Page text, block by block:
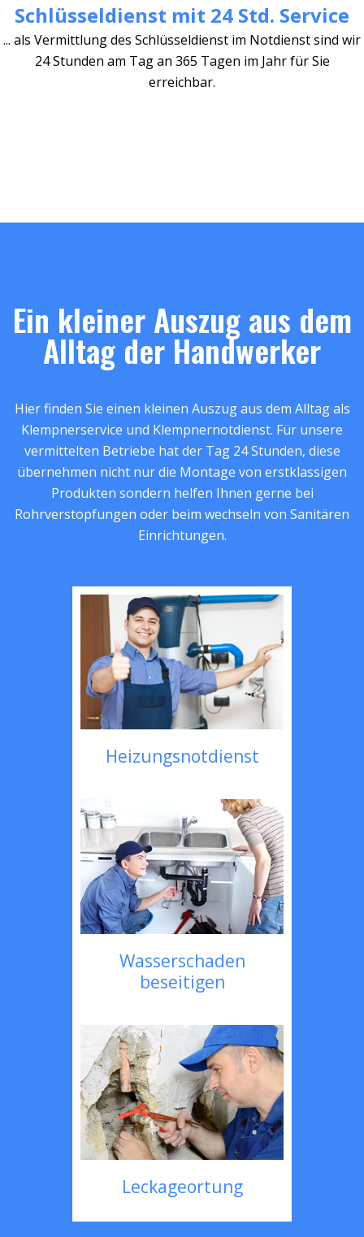
Schlüsseldienst mit 24 Std. Service
... als Vermittlung des Schlüsseldienst im Notdienst sind wir
24 Stunden am Tag an 365 Tagen im Jahr für Sie
erreichbar.
Ein kleiner Auszug aus dem
Alltag der Handwerker
Hier finden Sie einen kleinen Auszug aus dem Alltag als
Klempnerservice und Klempnernotdienst. Für unsere
vermittelten Betriebe hat der Tag 24 Stunden, diese
übernehmen nicht nur die Montage von erstklassigen
Produkten sondern helfen Ihnen gerne bei
Rohrverstopfungen oder beim wechseln von Sanitären
Einrichtungen.
Heizungsnotdienst
Wasserschaden
beseitigen
Leckageortung